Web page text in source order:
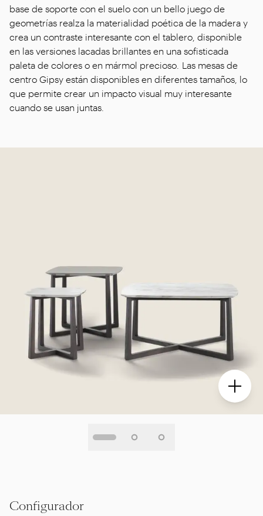
base de soporte con el suelo con un bello juego de
geometrías realza la materialidad poética de la madera y
crea un contraste interesante con el tablero, disponible
en las versiones lacadas brillantes en una sofisticada
paleta de colores o en mármol precioso. Las mesas de
centro Gipsy están disponibles en diferentes tamaños, lo
que permite crear un impacto visual muy interesante
cuando se usan juntas.
Configurador